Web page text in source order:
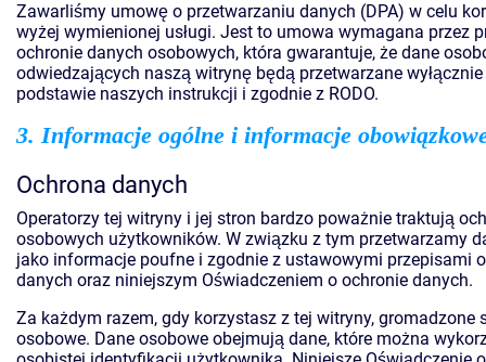
Zawarliśmy umowę o przetwarzaniu danych (DPA) w celu
wyżej wymienionej usługi. Jest to umowa wymagana przez
ochronie danych osobowych, która gwarantuje, że dane
odwiedzających naszą witrynę będą przetwarzane
podstawie naszych instrukcji i zgodnie z RODO.
3. Informacje ogólne i informacje
Ochrona danych
Operatorzy tej witryny i jej stron bardzo poważnie traktują
osobowych użytkowników. W związku z tym przetwarzamy
jako informacje poufne i zgodnie z ustawowymi przepisami
danych oraz niniejszym Oświadczeniem o ochronie danych.
Za każdym razem, gdy korzystasz z tej witryny, gromadzone
osobowe. Dane osobowe obejmują dane, które można